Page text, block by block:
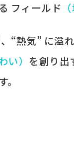
フィールド
​“熱気” に​溢
い） を​創り出